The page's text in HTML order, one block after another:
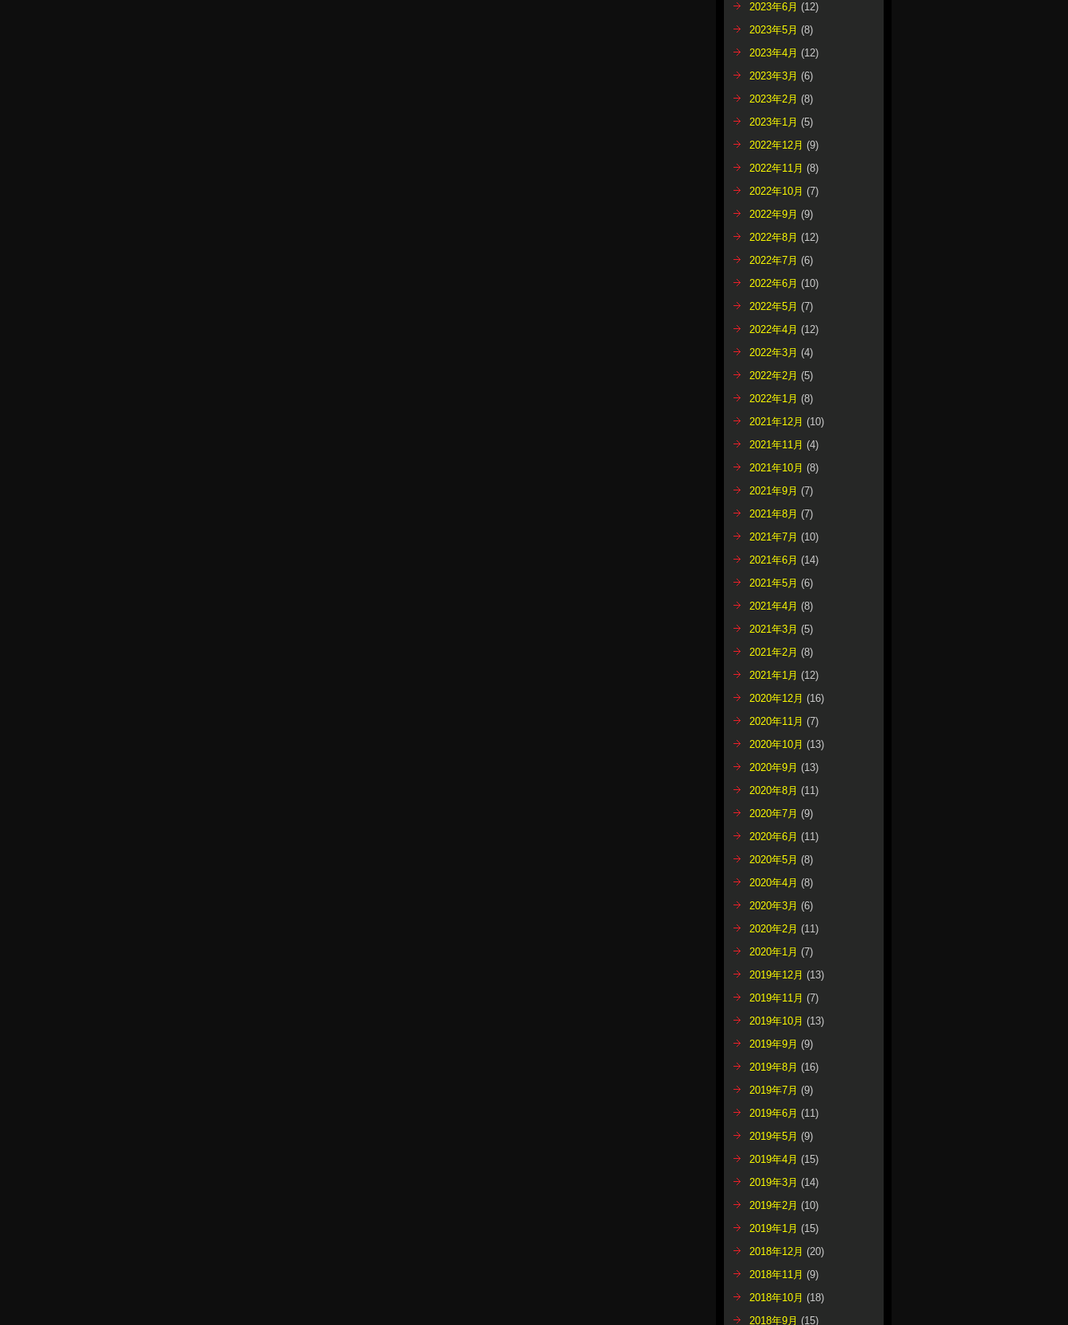
2023年6月 (12)
2023年5月 (8)
2023年4月 (12)
2023年3月 (6)
2023年2月 (8)
2023年1月 (5)
2022年12月 (9)
2022年11月 (8)
2022年10月 (7)
2022年9月 (9)
2022年8月 (12)
2022年7月 (6)
2022年6月 (10)
2022年5月 (7)
2022年4月 (12)
2022年3月 (4)
2022年2月 (5)
2022年1月 (8)
2021年12月 (10)
2021年11月 (4)
2021年10月 (8)
2021年9月 (7)
2021年8月 (7)
2021年7月 (10)
2021年6月 (14)
2021年5月 (6)
2021年4月 (8)
2021年3月 (5)
2021年2月 (8)
2021年1月 (12)
2020年12月 (16)
2020年11月 (7)
2020年10月 (13)
2020年9月 (13)
2020年8月 (11)
2020年7月 (9)
2020年6月 (11)
2020年5月 (8)
2020年4月 (8)
2020年3月 (6)
2020年2月 (11)
2020年1月 (7)
2019年12月 (13)
2019年11月 (7)
2019年10月 (13)
2019年9月 (9)
2019年8月 (16)
2019年7月 (9)
2019年6月 (11)
2019年5月 (9)
2019年4月 (15)
2019年3月 (14)
2019年2月 (10)
2019年1月 (15)
2018年12月 (20)
2018年11月 (9)
2018年10月 (18)
2018年9月 (15)